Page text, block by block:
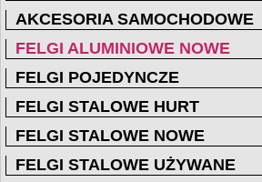
AKCESORIA SAMOCHODOWE
FELGI ALUMINIOWE NOWE
FELGI POJEDYNCZE
FELGI STALOWE HURT
FELGI STALOWE NOWE
FELGI STALOWE UŻYWANE